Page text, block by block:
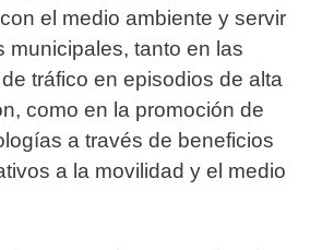
el medio ambiente y servir
municipales, tanto en las
tráfico en episodios de alta
como en la promoción de
a través de beneficios
a la movilidad y el medio